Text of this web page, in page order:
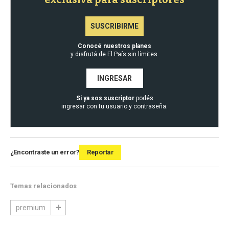
SUSCRIBIRME
Conocé nuestros planes
y disfrutá de El País sin límites.
INGRESAR
Si ya sos suscriptorpodés
ingresar con tu usuario y contraseña.
¿Encontraste un error? Reportar
Temas relacionados
premium